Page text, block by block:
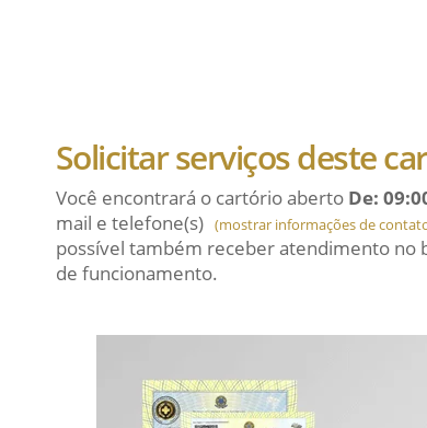
Solicitar serviços deste
Você encontrará o cartório aberto De:
mail e telefone(s) (mostrar informações de
possível também receber atendimento no
de funcionamento.